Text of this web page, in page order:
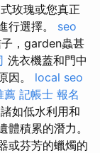
玫瑰或您真正
行選擇。 seo
，garden蟲甚
洗衣機蓋和門中
因。 local seo
薦 記帳士 報名
如低水利用和
積累的潛力。
或芬芳的蠟燭的